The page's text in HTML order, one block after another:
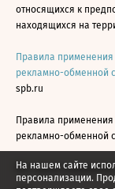
На нашем сайте
персонализации.
относящихся к
находящихся на
Правила применения
рекламно-обменной
spb.ru
Правила применения
рекламно-обменной
Все права защищены